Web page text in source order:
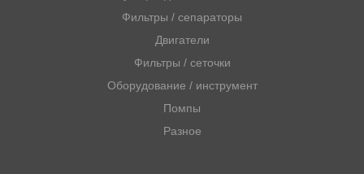
Фильтры / сепараторы
Двигатели
Фильтры / сеточки
Оборудование / инструмент
Помпы
Разное